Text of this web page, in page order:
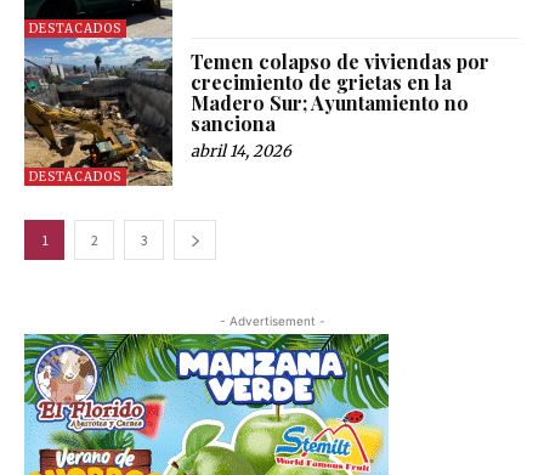
DESTACADOS
DESTACADOS
Temen colapso de viviendas por
crecimiento de grietas en la
Madero Sur; Ayuntamiento no
sanciona
abril 14, 2026
1 2 3
- Advertisement -